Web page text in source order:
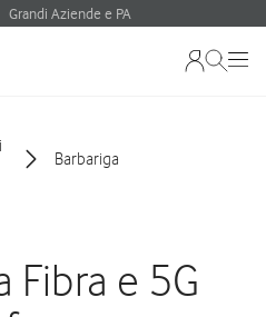
Grandi Aziende e PA
Barbariga
Fibra e 5G